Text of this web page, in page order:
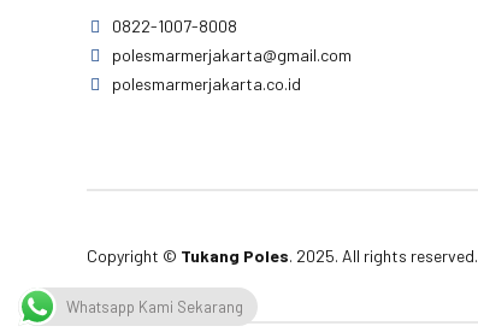
0822-1007-8008
polesmarmerjakarta@gmail.com
polesmarmerjakarta.co.id
Copyright © Tukang Poles. 2025. All rights reserved.
Whatsapp Kami Sekarang